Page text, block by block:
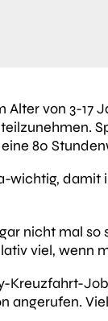
Alter von 3-
80
wichtig,
nicht mal so
viel, wenn
Kreuzfahrt-
angerufen.